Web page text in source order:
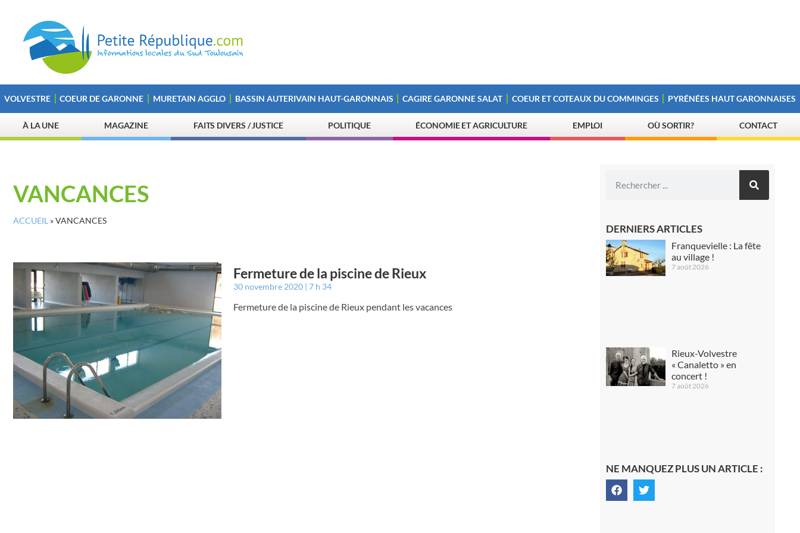
VOLVESTRE COEUR DE GARONNE MURETAIN AGGLO BASSIN AUTERIVAIN HAUT-GARONNAIS CAGIRE GARONNE SALAT COEUR ET COTEAUX DU COMMINGES PYRÉNÉES HAUT GARONNAISES
À LA UNE MAGAZINE FAITS DIVERS / JUSTICE POLITIQUE ÉCONOMIE ET AGRICULTURE EMPLOI OÙ SORTIR? CONTACT
VANCANCES
ACCUEIL »VANCANCES
Fermeture de la piscine de Rieux
30 novembre 2020 7 h 34
Fermeture de la piscine de Rieux pendant les vacances
DERNIERS ARTICLES
Franquevielle : La fête
au village !
7 août 2026
Rieux-Volvestre
« Canaletto » en
concert !
7 août 2026
NE MANQUEZ PLUS UN ARTICLE :